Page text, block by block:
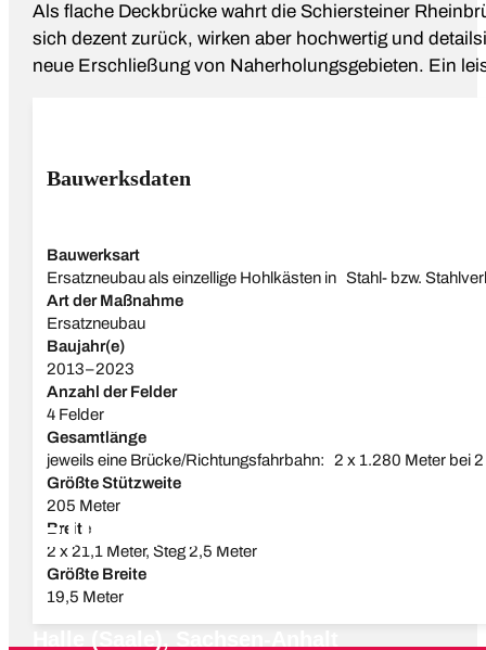
Bauwerksdaten
Bauwerksart
Ersatzneubau als einzellige Hohlkästen in Stahl- bzw.
Art der Maßnahme
Ersatzneubau
Baujahr(e)
2013–2023
Anzahl der Felder
4 Felder
Gesamtlänge
jeweils eine Brücke/Richtungsfahrbahn: 2 x 1.280 Meter bei 2
Größte Stützweite
205 Meter
Breite
2 x 21,1 Meter, Steg 2,5 Meter
Größte Breite
19,5 Meter
Als flache Deckbrücke wahrt die Schiersteiner
sich dezent zurück, wirken aber hochwertig und
neue Erschließung von Naherholungsgebieten. Ein
Auszeichnung
Elisabethbrücke